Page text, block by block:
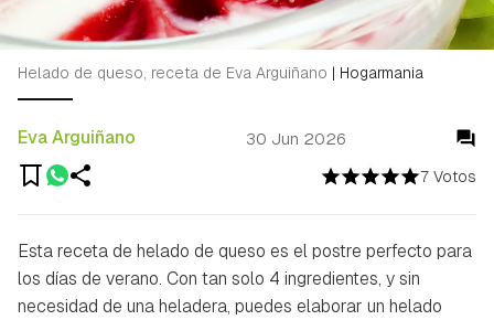
7 Votos
Eva Arguiñano 30 Jun 2026
Helado de queso, receta de Eva Arguiñano | Hogarmania
Esta receta de helado de queso es el postre perfecto para
los días de verano. Con tan solo 4 ingredientes, y sin
necesidad de una heladera, puedes elaborar un helado